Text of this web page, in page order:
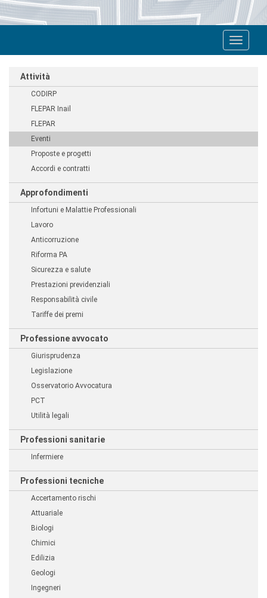
Toggle
Attività
CODIRP
FLEPAR Inail
FLEPAR
Eventi
Proposte e progetti
Accordi e contratti
Approfondimenti
Infortuni e Malattie Professionali
Lavoro
Anticorruzione
Riforma PA
Sicurezza e salute
Prestazioni previdenziali
Responsabilità civile
Tariffe dei premi
Professione avvocato
Giurisprudenza
Legislazione
Osservatorio Avvocatura
PCT
Utilità legali
Professioni sanitarie
Infermiere
Professioni tecniche
Accertamento rischi
Attuariale
Biologi
Chimici
Edilizia
Geologi
Ingegneri